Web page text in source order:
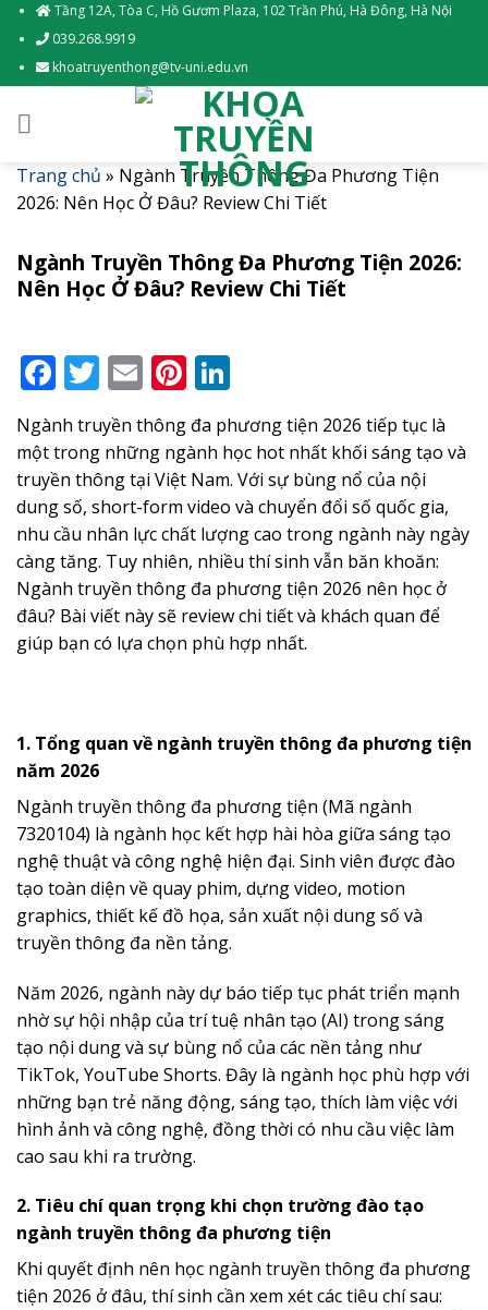
Skip
content
Tầng 12A, Tòa C, Hồ Gươm Plaza, 102 Trần Phú, Hà Đông, Hà Nội
039.268.9919
khoatruyenthong@tv-uni.edu.vn
Trang chủ » Ngành Truyền Thông Đa Phương Tiện
2026: Nên Học Ở Đâu? Review Chi Tiết
Ngành Truyền Thông Đa Phương Tiện 2026:
Nên Học Ở Đâu? Review Chi Tiết
Facebook
Twitter
EmailPinterest
Ngành truyền thông đa phương tiện 2026 tiếp tục là
một trong những ngành học hot nhất khối sáng tạo và
truyền thông tại Việt Nam. Với sự bùng nổ của nội
dung số, short-form video và chuyển đổi số quốc gia,
nhu cầu nhân lực chất lượng cao trong ngành này ngày
càng tăng. Tuy nhiên, nhiều thí sinh vẫn băn khoăn:
Ngành truyền thông đa phương tiện 2026 nên học ở
đâu? Bài viết này sẽ review chi tiết và khách quan để
giúp bạn có lựa chọn phù hợp nhất.
1. Tổng quan về ngành truyền thông đa phương tiện
năm 2026
Ngành truyền thông đa phương tiện (Mã ngành
7320104) là ngành học kết hợp hài hòa giữa sáng tạo
nghệ thuật và công nghệ hiện đại. Sinh viên được đào
tạo toàn diện về quay phim, dựng video, motion
graphics, thiết kế đồ họa, sản xuất nội dung số và
truyền thông đa nền tảng.
Năm 2026, ngành này dự báo tiếp tục phát triển mạnh
nhờ sự hội nhập của trí tuệ nhân tạo (AI) trong sáng
tạo nội dung và sự bùng nổ của các nền tảng như
TikTok, YouTube Shorts. Đây là ngành học phù hợp với
những bạn trẻ năng động, sáng tạo, thích làm việc với
hình ảnh và công nghệ, đồng thời có nhu cầu việc làm
cao sau khi ra trường.
2. Tiêu chí quan trọng khi chọn trường đào tạo
ngành truyền thông đa phương tiện
Khi quyết định nên học ngành truyền thông đa phương
tiện 2026 ở đâu, thí sinh cần xem xét các tiêu chí sau: